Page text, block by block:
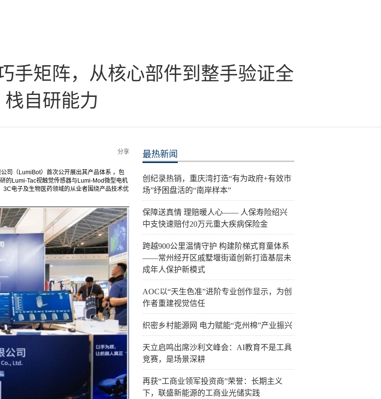
手矩阵，从核心部件到整手验证全
栈自研能力
分享
司（LumiBot）首次公开展出其产品体系 ，包
的Lumi-Tac视触觉传感器与Lumi-Mod微型电机
电子及生物医药领域的从业者围绕产品技术优
最热新闻
创纪录热销，重庆湾打造“有为政府+有效市
场”纾困盘活的“南岸样本”
保障送真情 理赔暖人心—— 人保寿险绍兴
中支快速赔付20万元重大疾病保险金
跨越900公里温情守护 构建阶梯式育童体系
——常州经开区戚墅堰街道创新打造基层未
成年人保护新模式
AOC以“天生色准”进阶专业创作显示，为创
作者重建视觉信任
织密乡村能源网 电力赋能“克州棉”产业振兴
天立启鸣出席沙利文峰会：AI教育不是工具
竞赛，是场景深耕
再获“工商业领军投资商”荣誉：长期主义
下，联盛新能源的工商业光储实践